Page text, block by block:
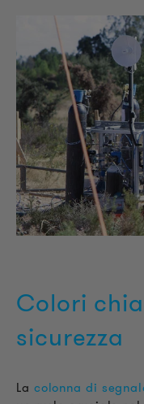
Colori
sicurezza
La colonna di